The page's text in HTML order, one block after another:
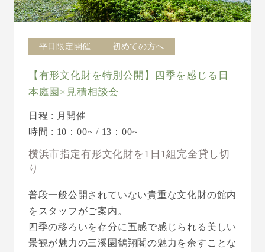
平日限定開催 初めての方へ
【有形文化財を特別公開】四季を感じる日
本庭園×見積相談会
日程 : 月開催
時間 : 10：00~ / 13：00~
横浜市指定有形文化財を1日1組完全貸し切
り
普段一般公開されていない貴重な文化財の館内
をスタッフがご案内。
四季の移ろいを存分に五感で感じられる美しい
景観が魅力の三溪園鶴翔閣の魅力を余すことな